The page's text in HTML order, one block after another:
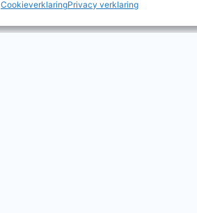
CookieverklaringPrivacy verklaring